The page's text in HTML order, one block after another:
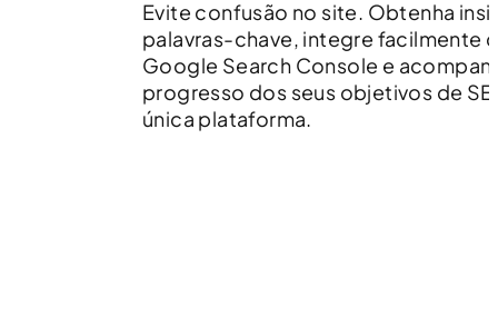
Evite confusão no site. Obtenha
palavras-chave, integre facilmente
Google Search Console e
progresso dos seus objetivos de
única plataforma.